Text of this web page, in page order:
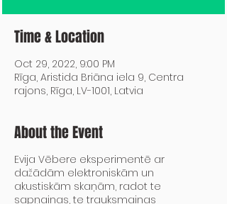
Time & Location
Oct 29, 2022, 9:00 PM
Rīga, Aristida Briāna iela 9, Centra
rajons, Rīga, LV-1001, Latvia
About the Event
Evija Vēbere eksperimentē ar
dažādām elektroniskām un
akustiskām skaņām, radot te
sapņainas, te trauksmainas